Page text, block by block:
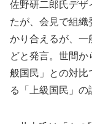
佐野研二郎氏デザ
たが、会見で組
かり合えるが、一
どと発言。世間
般国民」との対比
る「上級国民」の